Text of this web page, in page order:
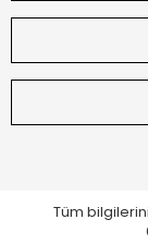
Tüm